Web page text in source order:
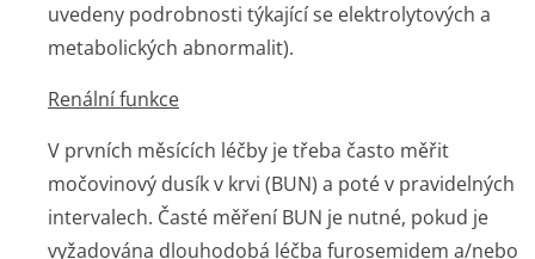
uvedeny podrobnosti týkající se elektrolytových a
metabolických abnormalit).
Renální funkce
V prvních měsících léčby je třeba často měřit
močovinový dusík v krvi (BUN) a poté v pravidelných
intervalech. Časté měření BUN je nutné, pokud je
vyžadována dlouhodobá léčba furosemidem a/nebo